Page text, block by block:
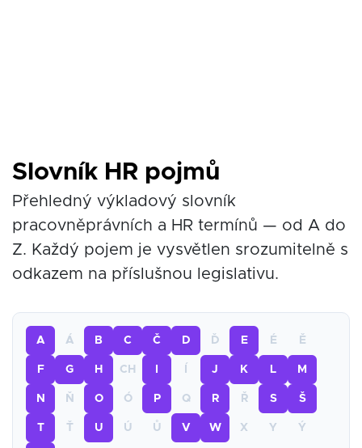
Slovník HR pojmů
Přehledný výkladový slovník
pracovněprávních a HR termínů — od A do
Z. Každý pojem je vysvětlen srozumitelně s
odkazem na příslušnou legislativu.
A Á B C Č D Ď E É Ě
F G H CH J K L M
N Ň O Ó P Q R Ř S Š
T Ť U Ú Ů V W X Y Ý